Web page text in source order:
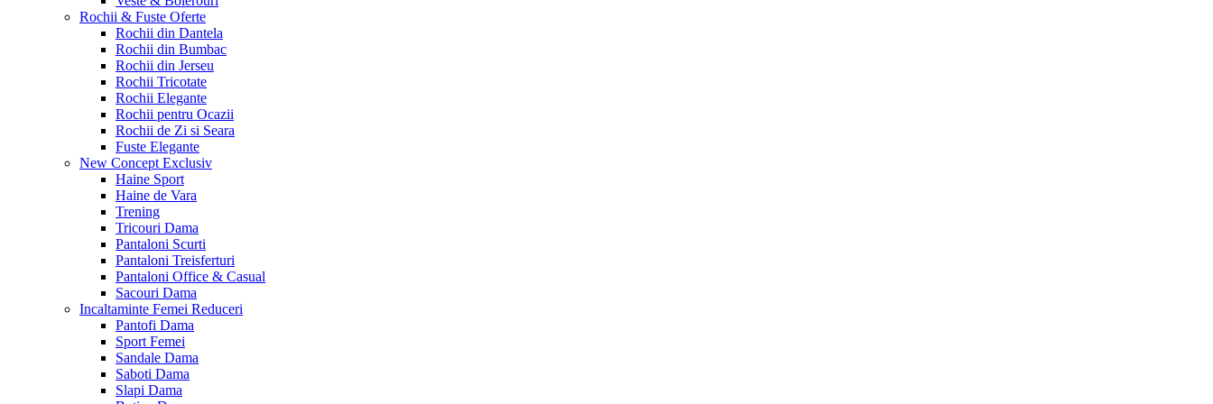
Rochii & Fuste Oferte
Rochii din Dantela
Rochii din Bumbac
Rochii din Jerseu
Rochii Tricotate
Rochii Elegante
Rochii pentru Ocazii
Rochii de Zi si Seara
Fuste Elegante
New Concept Exclusiv
Haine Sport
Haine de Vara
Trening
Tricouri Dama
Pantaloni Scurti
Pantaloni Treisferturi
Pantaloni Office & Casual
Sacouri Dama
Incaltaminte Femei Reduceri
Pantofi Dama
Sport Femei
Sandale Dama
Saboti Dama
Slapi Dama